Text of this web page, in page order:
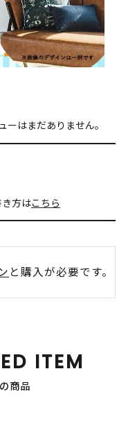
ーはまだありません。
方はこちら
と購入が必要です。
ITEM
商品